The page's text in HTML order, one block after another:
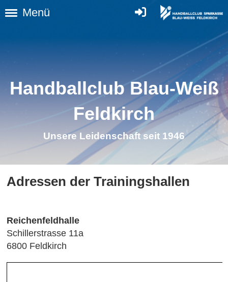
Menü
Handballclub Blau-Weiß
Feldkirch
Unsere Leidenschaft seit 1946
Adressen der Trainingshallen
Reichenfeldhalle
Schillerstrasse 11a
6800 Feldkirch